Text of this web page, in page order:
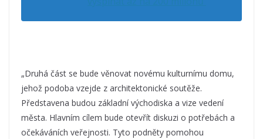
„Druhá část se bude věnovat novému kulturnímu domu,
jehož podoba vzejde z architektonické soutěže.
Představena budou základní východiska a vize vedení
města. Hlavním cílem bude otevřít diskuzi o potřebách a
očekáváních veřejnosti. Tyto podněty pomohou